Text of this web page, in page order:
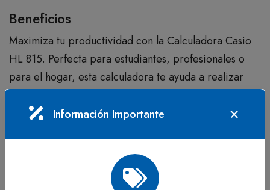
Beneficios
Maximiza tu productividad con la Calculadora Casio
HL 815. Perfecta para estudiantes, profesionales o
para el hogar, esta calculadora te ayuda a realizar
tamaño portátil y facilidad de uso garantizan que
Información Importante